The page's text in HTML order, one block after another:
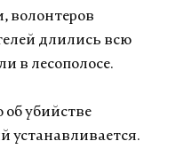
волонтеров
длились всю
в лесополосе.
об убийстве
устанавливается.